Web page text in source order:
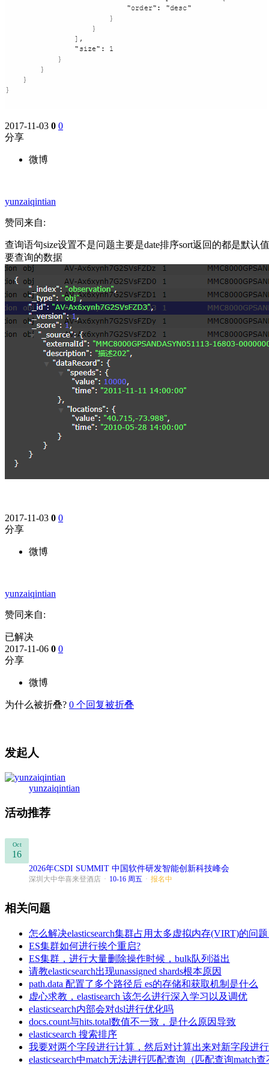
2017-11-03 0 0
分享
微博
yunzaiqintian
赞同来自:
查询语句size设置不是问题主要是date排序sort返回的都是默认值
要查询的数据
2017-11-03 0 0
分享
微博
yunzaiqintian
赞同来自:
已解决
2017-11-06 0 0
分享
微博
为什么被折叠? 0 个回复被折叠
发起人
yunzaiqintian
活动推荐
Oct
16
2026年CSDI SUMMIT 中国软件研发智能创新科技峰会
深圳大中华喜来登酒店 · 10-16 周五 · 报名中
相关问题
怎么解决elasticsearch集群占用太多虚拟内存(VIRT)的
ES集群如何进行挨个重启?
ES集群，进行大量删除操作时候，bulk队列溢出
请教elasticsearch出现unassigned shards根本原因
path.data 配置了多个路径后 es的存储和获取机制是什么
虚心求教，elastisearch 该怎么进行深入学习以及调优
elasticsearch内部会对dsl进行优化吗
docs.count与hits.total数值不一致，是什么原因导致
elasticsearch 搜索排序
我要对两个字段进行计算，然后对计算出来对新字段进
elasticsearch中match无法进行匹配查询（匹配查询match